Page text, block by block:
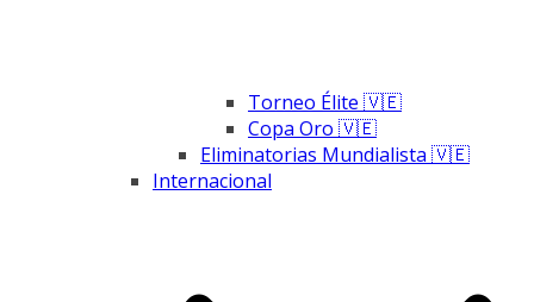
Torneo Élite 🇻🇪
Copa Oro 🇻🇪
Eliminatorias Mundialista 🇻🇪
Internacional